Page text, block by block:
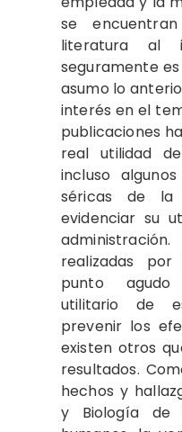
se
literatura al
seguramente
asumo lo
interés en el
publicaciones
real utilidad
incluso
séricas de la
evidenciar su
realizadas
punto
utilitario de
prevenir los
existen otros
resultados.
hechos y
y Biología de